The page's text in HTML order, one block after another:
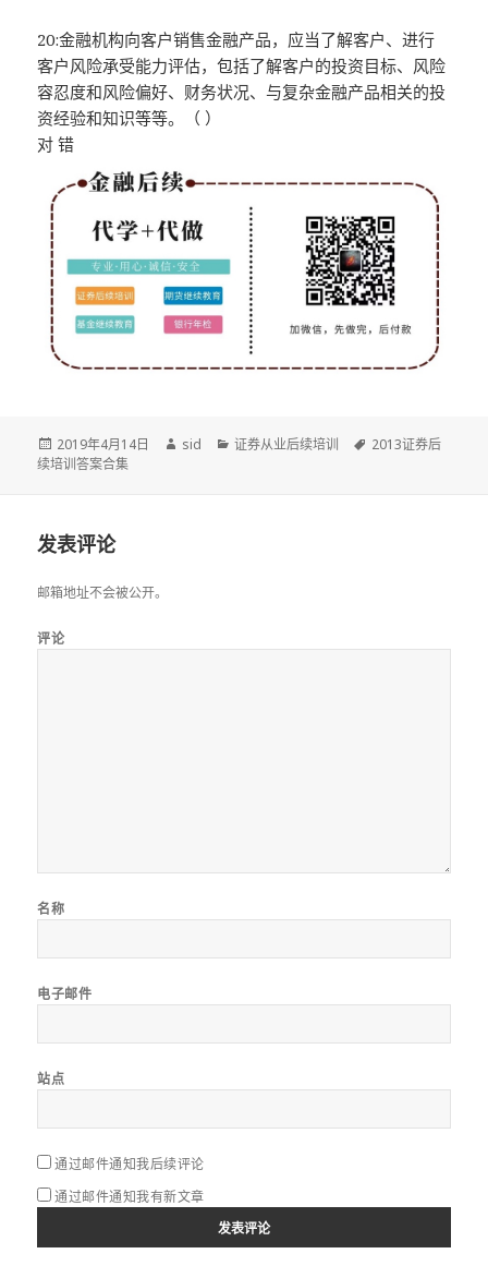
20:金融机构向客户销售金融产品，应当了解客户、进行
客户风险承受能力评估，包括了解客户的投资目标、风险
容忍度和风险偏好、财务状况、与复杂金融产品相关的投
资经验和知识等等。（ ）
对 错
发
布
2019年4月14日
作
sid
分
证券从业后续培训
标
2013证券后
续培训答案合集
发表评论
邮箱地址不会被公开。
评论
名称
电子邮件
站点
通过邮件通知我后续评论
通过邮件通知我有新文章